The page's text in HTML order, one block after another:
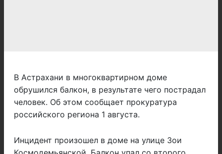
В Астрахани в многоквартирном доме
обрушился балкон, в результате чего пострадал
человек. Об этом сообщает прокуратура
российского региона 1 августа.
Инцидент произошел в доме на улице Зои